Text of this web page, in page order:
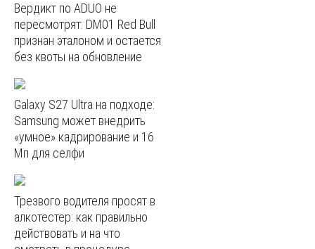
Вердикт по ADUO не
пересмотрят: DM01 Red Bull
признан эталоном и остается
без квоты на обновление
Galaxy S27 Ultra на подходе:
Samsung может внедрить
«умное» кадрирование и 16
Мп для селфи
Трезвого водителя просят в
алкотестер: как правильно
действовать и на что